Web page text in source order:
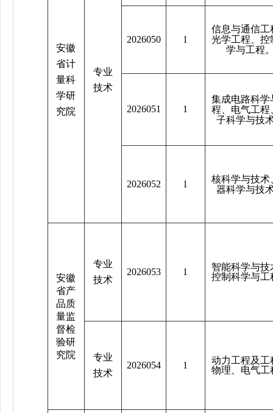
安徽
省计
量科
学研
究院
专业
技术
2026050 1
信息与通信工
光学工程、控
学与工程
2026051 1
集成电路科学
程、电气工程
子科学与技
2026052 1
核科学与技术
器科学与技
安徽
省产
品质
量监
督检
验研
究院
专业
技术
2026053 1
智能科学与技
控制科学与工
专业
技术
2026054 1
动力工程及工
物理、电气工